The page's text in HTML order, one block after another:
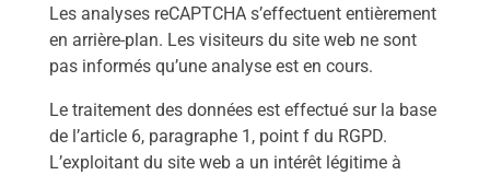
Les analyses reCAPTCHA s’effectuent entièrement
en arrière-plan. Les visiteurs du site web ne sont
pas informés qu’une analyse est en cours.
Le traitement des données est effectué sur la base
de l’article 6, paragraphe 1, point f du RGPD.
L’exploitant du site web a un intérêt légitime à